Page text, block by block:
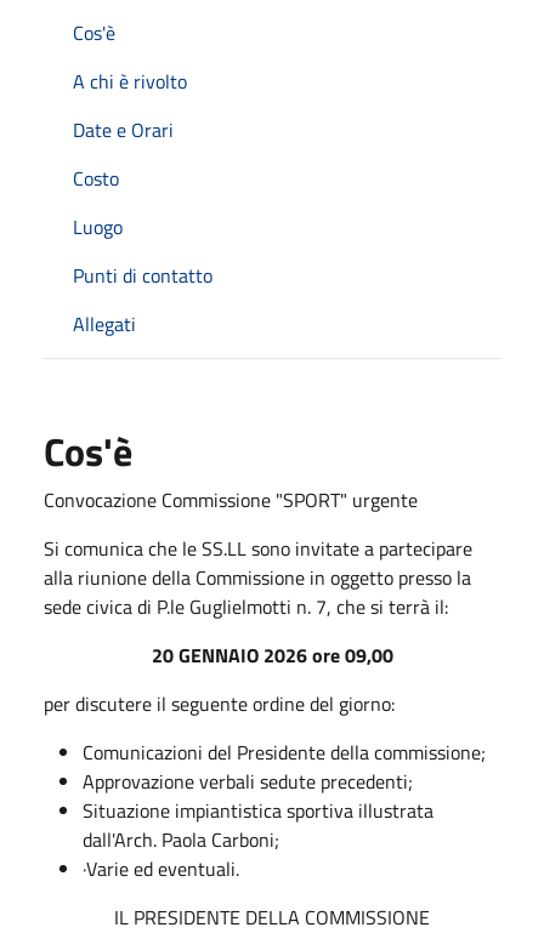
Cos'è
A chi è rivolto
Date e Orari
Costo
Luogo
Punti di contatto
Allegati
Cos'è
Convocazione Commissione "SPORT" urgente
Si comunica che le SS.LL sono invitate a partecipare
alla riunione della Commissione in oggetto presso la
sede civica di P.le Guglielmotti n. 7, che si terrà il:
20 GENNAIO 2026 ore 09,00
per discutere il seguente ordine del giorno:
Comunicazioni del Presidente della commissione;
Approvazione verbali sedute precedenti;
Situazione impiantistica sportiva illustrata
dall'Arch. Paola Carboni;
·Varie ed eventuali.
IL PRESIDENTE DELLA COMMISSIONE